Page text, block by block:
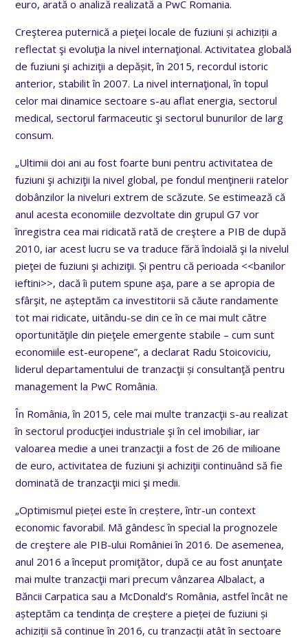
euro, arată o analiză realizată a PwC Romania.
Creşterea puternică a pieţei locale de fuziuni și achiziții a
reflectat şi evoluţia la nivel internaţional. Activitatea globală
de fuziuni şi achiziţii a depășit, în 2015, recordul istoric
anterior, stabilit în 2007. La nivel internaţional, în topul
celor mai dinamice sectoare s-au aflat energia, sectorul
medical, sectorul farmaceutic şi sectorul bunurilor de larg
consum.
„Ultimii doi ani au fost foarte buni pentru activitatea de
fuziuni şi achiziţii la nivel global, pe fondul menţinerii ratelor
dobânzilor la niveluri extrem de scăzute. Se estimează că
anul acesta economiile dezvoltate din grupul G7 vor
înregistra cea mai ridicată rată de creştere a PIB de după
2010, iar acest lucru se va traduce fără îndoială şi la nivelul
pieţei de fuziuni şi achiziţii. Și pentru că perioada <<banilor
ieftini>>, dacă îi putem spune aşa, pare a se apropia de
sfârşit, ne așteptăm ca investitorii să căute randamente
tot mai ridicate, uitându-se din ce în ce mai mult către
oportunităţile din pieţele emergente stabile – cum sunt
economiile est-europene”, a declarat Radu Stoicoviciu,
liderul departamentului de tranzacţii și consultanţă pentru
management la PwC România.
În România, în 2015, cele mai multe tranzacţii s-au realizat
în sectorul producţiei industriale şi în cel imobiliar, iar
valoarea medie a unei tranzacţii a fost de 26 de milioane
de euro, activitatea de fuziuni şi achiziţii continuând să fie
dominată de tranzacţii mici şi medii.
„Optimismul pieței este în creștere, într-un context
economic favorabil. Mă gândesc în special la prognozele
de creştere ale PIB-ului României în 2016. De asemenea,
anul 2016 a început promiţător, după ce au fost anunţate
mai multe tranzacţii mari precum vânzarea Albalact, a
Băncii Carpatica sau a McDonald’s România, astfel încât ne
așteptăm ca tendința de creștere a pieței de fuziuni și
achiziții să continue în 2016, cu tranzacții atât în sectoare